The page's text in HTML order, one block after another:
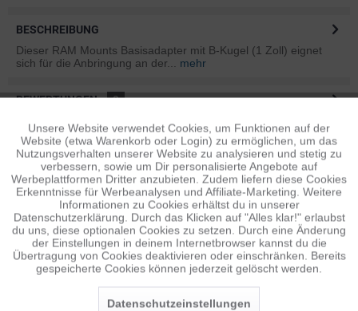
BESCHREIBUNG
Dieser RAM Mounts Basisadapter mit B-Kugel (1 Zoll) eignet
sich für die Anbringung an der...
mehr
BEWERTUNGEN
0
ÄHNLICHE ARTIKEL
Diese Artikel sind dem Produkt ähnlich ...mehr
Persönliche Empfehlungen
Funktionale Aktiv
Tracking Inaktiv
Personalisierung Inaktiv
Service Inaktiv
Unsere Website verwendet Cookies, um Funktionen auf der
Website (etwa Warenkorb oder Login) zu ermöglichen, um das
Nutzungsverhalten unserer Website zu analysieren und stetig zu
verbessern, sowie um Dir personalisierte Angebote auf
Werbeplattformen Dritter anzubieten. Zudem liefern diese Cookies
Erkenntnisse für Werbeanalysen und Affiliate-Marketing. Weitere
Informationen zu Cookies erhältst du in unserer
Datenschutzerklärung. Durch das Klicken auf "Alles klar!" erlaubst
du uns, diese optionalen Cookies zu setzen. Durch eine Änderung
der Einstellungen in deinem Internetbrowser kannst du die
Übertragung von Cookies deaktivieren oder einschränken. Bereits
gespeicherte Cookies können jederzeit gelöscht werden.
Datenschutzeinstellungen